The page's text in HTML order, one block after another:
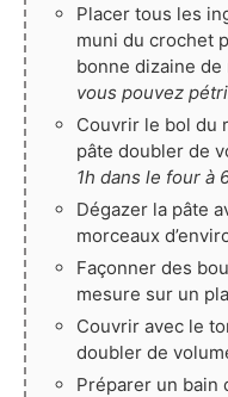
Placer tous les
muni du crochet
bonne dizaine de
vous pouvez
Couvrir le bol du
pâte doubler de
1h dans le four à
Dégazer la pâte
morceaux
Façonner des
mesure sur un
Couvrir avec le
doubler de
Préparer un bain